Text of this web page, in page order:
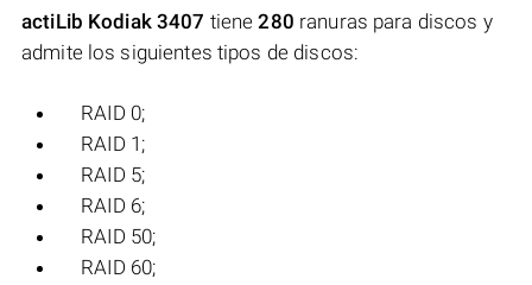
actiLib Kodiak 3407 tiene280 ranuras para discos y
admite los siguientes tipos de discos:
RAID 0;
RAID 1;
RAID 5;
RAID 6;
RAID 50;
RAID 60;